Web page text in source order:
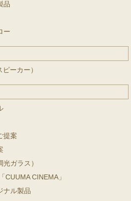
品
ー
ーカー）
提案
ガラス）
CUUMA CINEMA」
ナル製品